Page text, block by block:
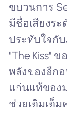
ขบวนการ
มีชื่อเสียงร
ประทับใจกั
"The Kiss"
พลังของอีก
แก่นแท้ของ
ช่วยเติมเต็